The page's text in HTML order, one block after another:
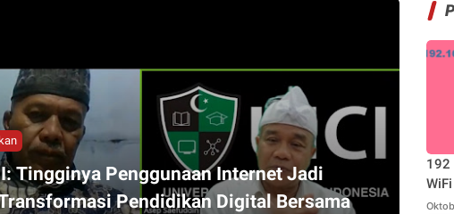
Tingginya Penggunaan Internet Jadi
Pendidikan Digital Bersama
192